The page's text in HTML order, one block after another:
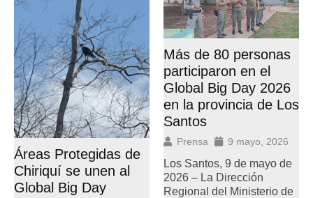
Áreas Protegidas de
Chiriquí se unen al
Global Big Day
Más de 80 personas
participaron en el
Global Big Day 2026
en la provincia de Los
Santos
Prensa 9 mayo, 2026
Los Santos, 9 de mayo de
2026 – La Dirección
Regional del Ministerio de